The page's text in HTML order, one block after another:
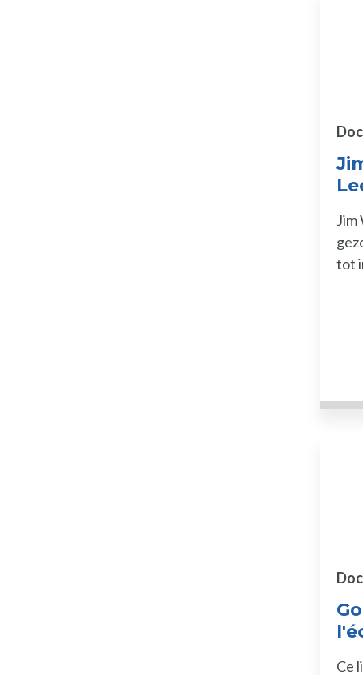
Jim
tot
Ce